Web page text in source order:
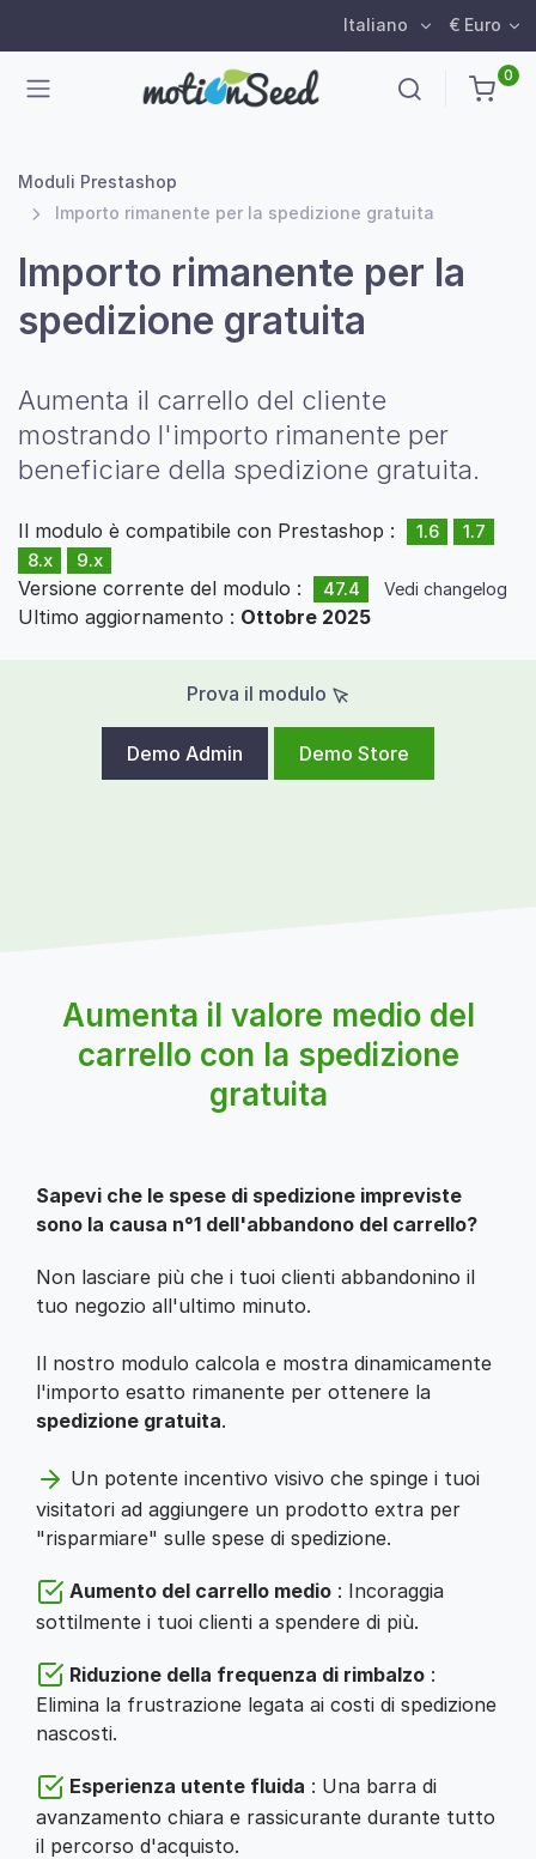
Italiano € Euro
0
Moduli Prestashop
Importo rimanente per la spedizione gratuita
Importo rimanente per la
spedizione gratuita
Aumenta il carrello del cliente
mostrando l'importo rimanente per
beneficiare della spedizione gratuita.
Il modulo è compatibile con Prestashop : 1.6
1.7
8.x
9.x
Versione corrente del modulo : 47.4 Vedi changelog
Ultimo aggiornamento : Ottobre 2025
Prova il modulo
Demo Admin Demo Store
Aumenta il valore medio del
carrello con la spedizione
gratuita
Sapevi che le spese di spedizione impreviste
sono la causa n°1 dell'abbandono del carrello?
Non lasciare più che i tuoi clienti abbandonino il
tuo negozio all'ultimo minuto.
Il nostro modulo calcola e mostra dinamicamente
l'importo esatto rimanente per ottenere la
spedizione gratuita.
Un potente incentivo visivo che spinge i tuoi
visitatori ad aggiungere un prodotto extra per
"risparmiare" sulle spese di spedizione.
Aumento del carrello medio : Incoraggia
sottilmente i tuoi clienti a spendere di più.
Riduzione della frequenza di rimbalzo :
Elimina la frustrazione legata ai costi di spedizione
nascosti.
Esperienza utente fluida : Una barra di
avanzamento chiara e rassicurante durante tutto
il percorso d'acquisto.